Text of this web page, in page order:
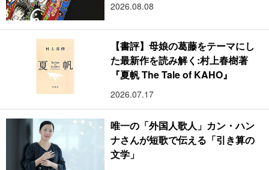
2026.08.08
【書評】母娘の葛藤をテーマにし
た最新作を読み解く:村上春樹著
『夏帆 The Tale of KAHO』
2026.07.17
唯一の「外国人歌人」カン・ハン
ナさんが短歌で伝える「引き算の
文学」